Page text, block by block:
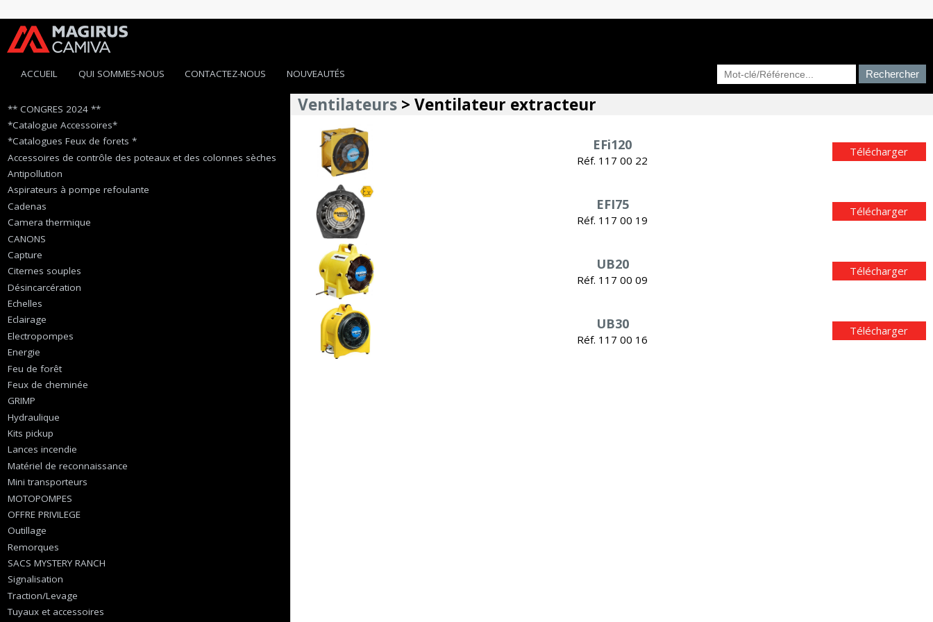
ACCUEIL QUI SOMMES-NOUS CONTACTEZ-NOUS NOUVEAUTÉS
** CONGRES 2024 **
*Catalogue Accessoires*
*Catalogues Feux de forets *
Accessoires de contrôle des poteaux et des colonnes sèches
Antipollution
Aspirateurs à pompe refoulante
Cadenas
Camera thermique
CANONS
Capture
Citernes souples
Désincarcération
Echelles
Eclairage
Electropompes
Energie
Feu de forêt
Feux de cheminée
GRIMP
Hydraulique
Kits pickup
Lances incendie
Matériel de reconnaissance
Mini transporteurs
MOTOPOMPES
OFFRE PRIVILEGE
Outillage
Remorques
SACS MYSTERY RANCH
Signalisation
Traction/Levage
Tuyaux et accessoires
Ventilateurs> Ventilateur extracteur
EFi120
Réf. 117 00 22
Télécharger
EFI75
Réf. 117 00 19
Télécharger
UB20
Réf. 117 00 09
Télécharger
UB30
Réf. 117 00 16
Télécharger